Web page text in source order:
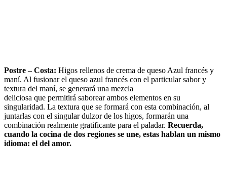
Postre – Costa: Higos rellenos de crema de queso Azul francés y
maní. Al fusionar el queso azul francés con el particular sabor y
textura del maní, se generará una mezcla
deliciosa que permitirá saborear ambos elementos en su
singularidad. La textura que se formará con esta combinación, al
juntarlas con el singular dulzor de los higos, formarán una
combinación realmente gratificante para el paladar. Recuerda,
cuando la cocina de dos regiones se une, estas hablan un mismo
idioma: el del amor.